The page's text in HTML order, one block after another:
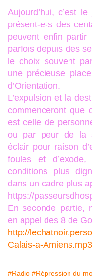
Aujourd’hui, c’est
présent-e-s des
peuvent enfin partir
parfois depuis des
le choix souvent
une précieuse
d’Orientation.
L’expulsion et la
commenceront que
est celle de
ou par peur de la
éclair pour raison
foules et
conditions plus
dans un cadre plus
https://
En seconde partie,
en appel des 8 de
http://
Calais-a-Amiens.mp3
#Radio #Répression du